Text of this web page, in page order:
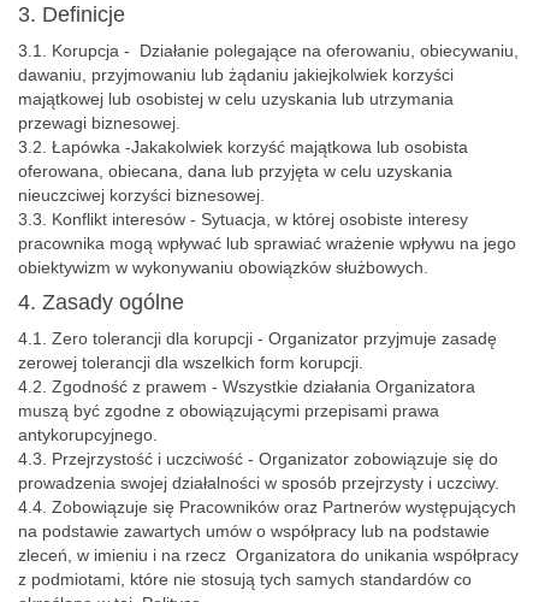
3. Definicje
3.1. Korupcja - Działanie polegające na oferowaniu, obiecywaniu,
dawaniu, przyjmowaniu lub żądaniu jakiejkolwiek korzyści
majątkowej lub osobistej w celu uzyskania lub utrzymania
przewagi biznesowej.
3.2. Łapówka -Jakakolwiek korzyść majątkowa lub osobista
oferowana, obiecana, dana lub przyjęta w celu uzyskania
nieuczciwej korzyści biznesowej.
3.3. Konflikt interesów - Sytuacja, w której osobiste interesy
pracownika mogą wpływać lub sprawiać wrażenie wpływu na jego
obiektywizm w wykonywaniu obowiązków służbowych.
4. Zasady ogólne
4.1. Zero tolerancji dla korupcji - Organizator przyjmuje zasadę
zerowej tolerancji dla wszelkich form korupcji.
4.2. Zgodność z prawem - Wszystkie działania Organizatora
muszą być zgodne z obowiązującymi przepisami prawa
antykorupcyjnego.
4.3. Przejrzystość i uczciwość - Organizator zobowiązuje się do
prowadzenia swojej działalności w sposób przejrzysty i uczciwy.
4.4. Zobowiązuje się Pracowników oraz Partnerów występujących
na podstawie zawartych umów o współpracy lub na podstawie
zleceń, w imieniu i na rzecz Organizatora do unikania współpracy
z podmiotami, które nie stosują tych samych standardów co